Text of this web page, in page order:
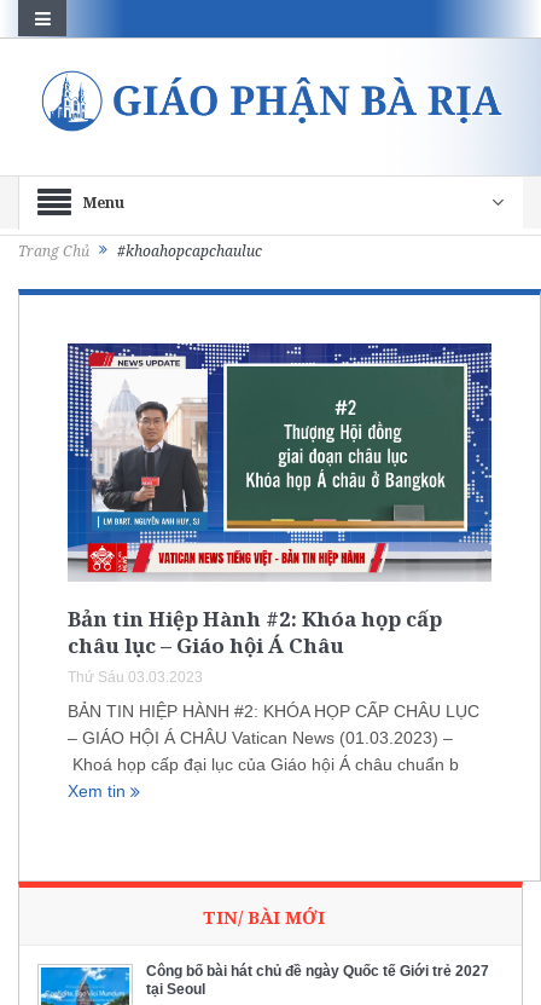
Menu
Trang Chủ #khoahopcapchauluc
Bản tin Hiệp Hành #2: Khóa họp cấp
châu lục – Giáo hội Á Châu
Thứ Sáu 03.03.2023
BẢN TIN HIỆP HÀNH #2: KHÓA HỌP CẤP CHÂU LỤC
– GIÁO HỘI Á CHÂU Vatican News (01.03.2023) –
Khoá họp cấp đại lục của Giáo hội Á châu chuẩn b
Xem tin
TIN/ BÀI MỚI
Công bố bài hát chủ đề ngày Quốc tế Giới trẻ 2027
tại Seoul